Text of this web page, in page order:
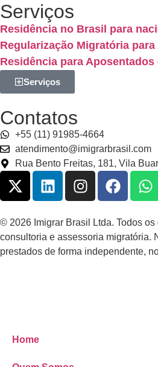
Serviços
Residência no Brasil para
Regularização Migratória
Residência para
Serviços
Contatos
+55 (11) 91985-4664
atendimento@imigrarbrasil.com
Rua Bento Freitas, 181, Vila
© 2026 Imigrar Brasil Ltda. Todos
consultoria e assessoria migratória.
prestados de forma independente,
Home